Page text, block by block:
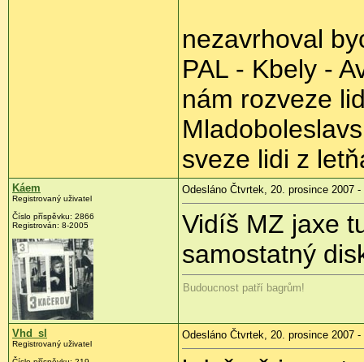
nezavrhoval
PAL - Kbely -
nám rozveze
sveze lidi z
Káem
Registrovaný uživatel
Číslo příspěvku: 2866
Registrován: 8-2005
Odesláno Čtvrtek, 20. prosince 2007 -
Vidíš MZ jaxe
samostatný
Budoucnost patří bagrům!
Vhd_sl
Registrovaný uživatel
Odesláno Čtvrtek, 20. prosince 2007 -